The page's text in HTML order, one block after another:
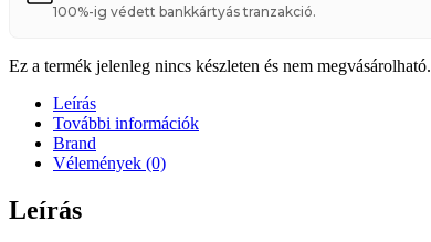
100%-ig védett bankkártyás tranzakció.
Ez a termék jelenleg nincs készleten és nem megvásárolható.
Leírás
További információk
Brand
Vélemények (0)
Leírás